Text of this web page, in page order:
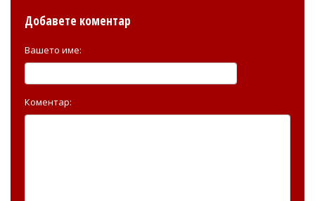
Добавете коментар
Вашето име:
Коментар: